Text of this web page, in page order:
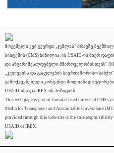
მოცემული ვებ გვერდი „ჯუმლას" ძრავზე
სისტემის (CMS) ნაწილია. ის USAID-ის მიერ
და ანგარიშვალდებული მმართველობისთვის"
„კვლევისა და გაცვლების საერთაშორისო
გამოქვეყნებული კონტენტი მთლიანად
USAID-ისა და IREX-ის პოზიციას.
This web page is part of Joomla based universal CMS
Media for Transparent and Accountable Governance
provided through this web-site is the sole
USAID or IREX.